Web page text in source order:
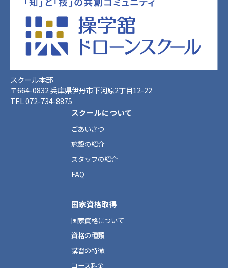
スクール本部
〒664-0832 兵庫県伊丹市下河原2丁目12-22
TEL 072-734-8875
スクールについて
ごあいさつ
施設の紹介
スタッフの紹介
FAQ
国家資格取得
国家資格について
資格の種類
講習の特徴
コース料金